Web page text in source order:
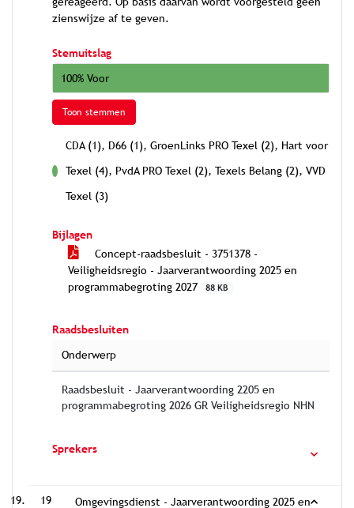
zienswijze af te geven.
Stemuitslag
100% Voor
Toon stemmen
CDA (1), D66 (1), GroenLinks PRO Texel (2), Hart voor
Texel (4), PvdA PRO Texel (2), Texels Belang (2), VVD
Texel (3)
Bijlagen
Concept-raadsbesluit - 3751378 -
Veiligheidsregio - Jaarverantwoording 2025 en
programmabegroting 2027
88 KB
Raadsbesluiten
Onderwerp
Raadsbesluit - Jaarverantwoording 2205 en
programmabegroting 2026 GR Veiligheidsregio NHN
Sprekers
19
Omgevingsdienst - Jaarverantwoording 2025 en